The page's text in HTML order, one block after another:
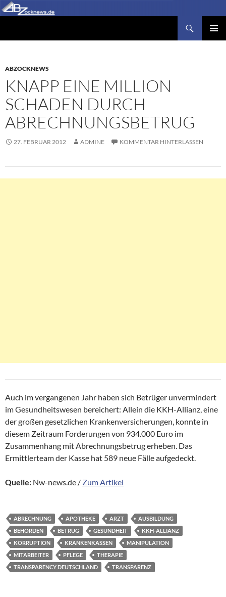
Zum
Inhalt
ABZOCKNEWS
KNAPP EINE MILLION
SCHADEN DURCH
ABRECHNUNGSBETRUG
27. FEBRUAR 2012 ADMINE KOMMENTAR HINTERLASSEN
Auch im vergangenen Jahr haben sich Betrüger unvermindert
im Gesundheitswesen bereichert: Allein die KKH-Allianz, eine
der großen gesetzlichen Krankenversicherungen, konnte in
diesem Zeitraum Forderungen von 934.000 Euro im
Zusammenhang mit Abrechnungsbetrug erheben. Das
Ermittlerteam der Kasse hat 589 neue Fälle aufgedeckt.
Quelle: Nw-news.de / Zum Artikel
ABRECHNUNG APOTHEKE ARZT
AUSBILDUNG
BEHÖRDEN
BETRUG GESUNDHEIT
KKH-ALLIANZ
KORRUPTION
KRANKENKASSEN
MANIPULATION
MITARBEITER
PFLEGE
THERAPIE
TRANSPARENCY DEUTSCHLAND
TRANSPARENZ